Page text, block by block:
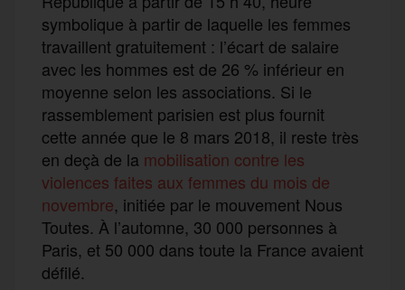
symbolique à partir de laquelle les femmes
travaillent gratuitement : l’écart de salaire
avec les hommes est de 26 % inférieur en
moyenne selon les associations. Si le
rassemblement parisien est plus fournit
cette année que le 8 mars 2018, il reste très
en deçà de la mobilisation contre les
violences faites aux femmes du mois de
novembre, initiée par le mouvement Nous
Toutes. À l’automne, 30 000 personnes à
Paris, et 50 000 dans toute la France avaient
défilé.